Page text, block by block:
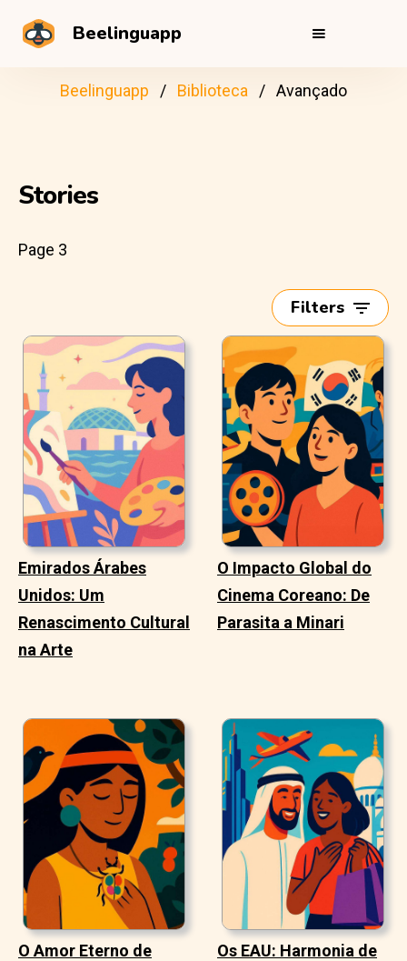
Beelinguapp
Beelinguapp Biblioteca Avançado
Stories
Page 3
Filters
Emirados Árabes
Unidos: Um
Renascimento Cultural
na Arte
O Impacto Global do
Cinema Coreano: De
Parasita a Minari
O Amor Eterno de
Os EAU: Harmonia de